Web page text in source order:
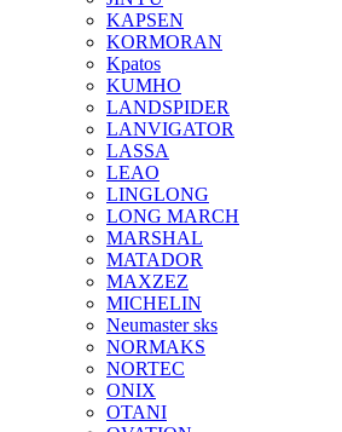
KAPSEN
KORMORAN
Kpatos
KUMHO
LANDSPIDER
LANVIGATOR
LASSA
LEAO
LINGLONG
LONG MARCH
MARSHAL
MATADOR
MAXZEZ
MICHELIN
Neumaster sks
NORMAKS
NORTEC
ONIX
OTANI